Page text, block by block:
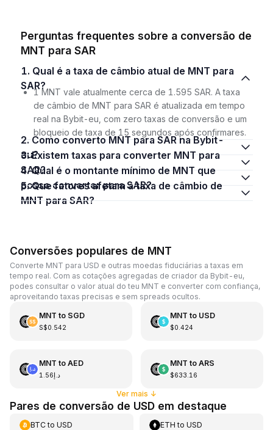
Perguntas frequentes sobre a conversão de
MNT para SAR
1. Qual é a taxa de câmbio atual de MNT para
SAR?
1 MNT vale atualmente cerca de 1.595 SAR. A taxa
de câmbio de MNT para SAR é atualizada em tempo
real na Bybit-eu, com zero taxas de conversão e um
bloqueio de taxa de 15 segundos após confirmares.
2. Como converto MNT para SAR na Bybit-
eu?
3. Existem taxas para converter MNT para
SAR?
4. Qual é o montante mínimo de MNT que
posso converter para SAR?
5. Que fatores afetam a taxa de câmbio de
MNT para SAR?
Conversões populares de MNT
Converte MNT para USD e outras moedas fiduciárias a taxas em
tempo real. Com as cotações agregadas de criador da Bybit-eu,
podes consultar o valor atual do teu MNT e converter com confiança,
aproveitando taxas precisas e sem spreads ocultos.
MNT to SGD
S$0.542
MNT to USD
$0.424
MNT to AED
د.إ1.56
MNT to ARS
$633.16
Ver mais ↓
Pares de conversão de USD em destaque
BTCto USD ETH toUSD